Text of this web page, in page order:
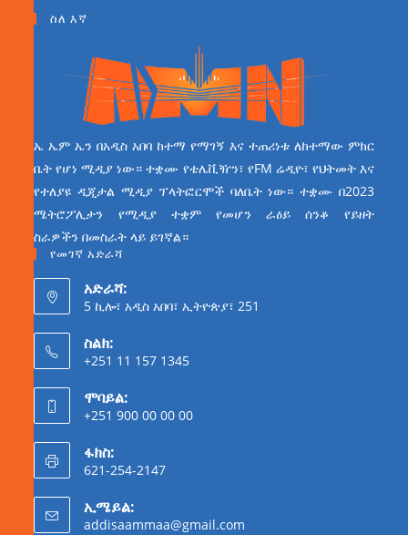
ስለ እኛ
ኤ ኤም ኤን በአዲስ አበባ ከተማ የማገኝ እና ተጠሪነቱ ለከተማው ምክር
ቤት የሆነ ሚዲያ ነው። ተቋሙ የቴሌቪዥን፣ የFM ሬዲዮ፣ የህትመት እና
የተለያዩ ዲጂታል ሚዲያ ፕላትፎርሞች ባለቤት ነው። ተቋሙ በ2023
ሜትሮፖሊታን የሚዲያ ተቋም የመሆን ራዕይ ሰንቆ የይዘት
ስራዎችን በመስራት ላይ ይገኛል።
የመገኛ አድራሻ
አድራሻ:
5 ኪሎ፣ አዲስ አበባ፣ ኢትዮጵያ፣ 251
ስልክ:
+251 11 157 1345
ሞባይል:
+251 900 00 00 00
ፋክስ:
621-254-2147
ኢሜይል:
addisaammaa@gmail.com